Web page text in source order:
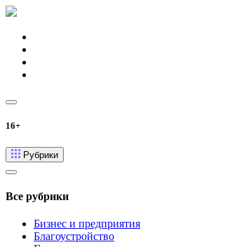
16+
Рубрики
Все рубрики
Бизнес и предприятия
Благоустройство